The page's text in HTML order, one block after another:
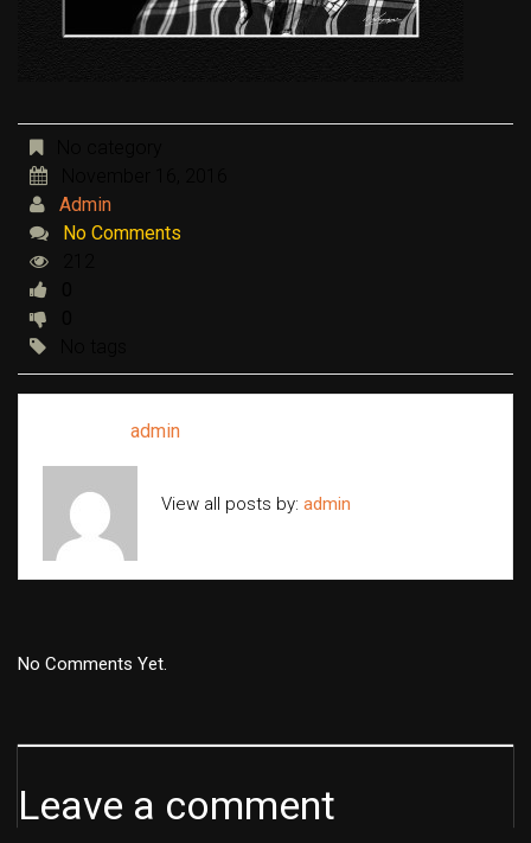
Admin
No Comments
admin
View all posts by: admin
No Comments Yet.
Leave a comment